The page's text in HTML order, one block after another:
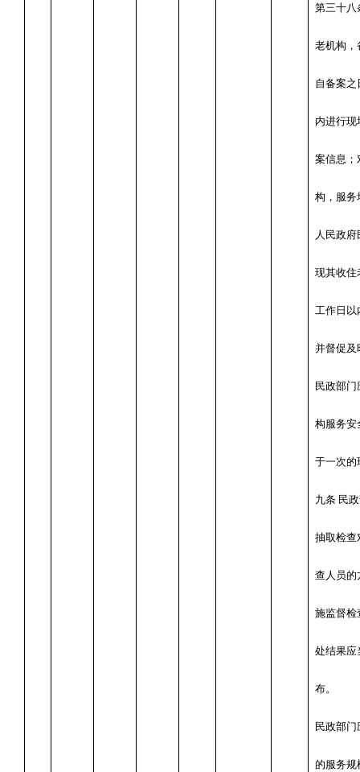
第三十八
老机构，
自备案之
内进行现
案信息；
构，服务
人民政
现其收住
工作日以
并督促及
民政部门
构服务安
于一次的
九条 民
抽取检查
查人员的
施监督检
处结果应
布。
民政部门
的服务规